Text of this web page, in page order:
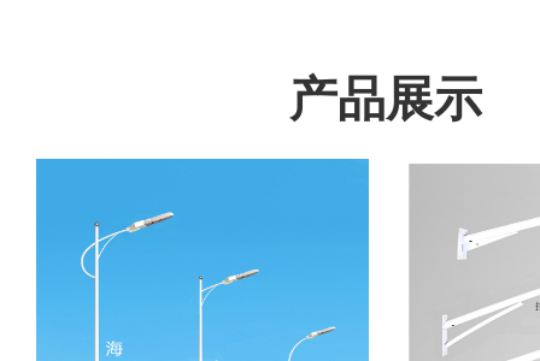
产品展示